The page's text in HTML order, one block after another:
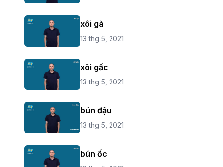
xôi gà
13 thg 5, 2021
xôi gấc
13 thg 5, 2021
bún đậu
13 thg 5, 2021
bún ốc